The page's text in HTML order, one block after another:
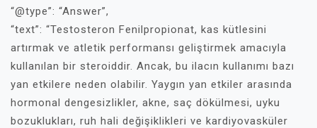
“@type”: “Answer”,
“text”: “Testosteron Fenilpropionat, kas kütlesini
artırmak ve atletik performansı geliştirmek amacıyla
kullanılan bir steroiddir. Ancak, bu ilacın kullanımı bazı
yan etkilere neden olabilir. Yaygın yan etkiler arasında
hormonal dengesizlikler, akne, saç dökülmesi, uyku
bozuklukları, ruh hali değişiklikleri ve kardiyovasküler